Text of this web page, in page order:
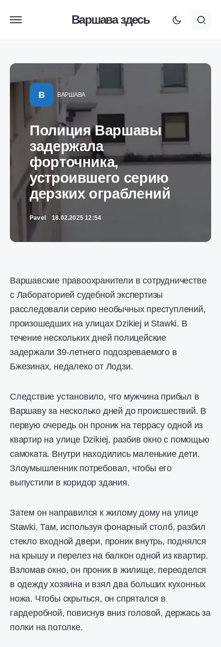
Варшава здесь
В ВАРШАВА
Полиция Варшавы
задержала
форточника,
устроившего серию
дерзких ограблений
Pavel 18.02.2025 12:54
Варшавские правоохранители в сотрудничестве
с Лабораторией судебной экспертизы
расследовали серию необычных преступлений,
произошедших на улицах Dzikiej и Stawki. В
течение нескольких дней полицейские
задержали 39-летнего подозреваемого в
Бжезинах, недалеко от Лодзи.
Следствие установило, что мужчина прибыл в
Варшаву за несколько дней до происшествий. В
первую очередь он проник на террасу одной из
квартир на улице Dzikiej, разбив окно с помощью
самоката. Внутри находились маленькие дети.
Злоумышленник потребовал, чтобы его
выпустили в коридор здания.
Затем он направился к жилому дому на улице
Stawki. Там, используя фонарный столб, разбил
стекло входной двери, проник внутрь, поднялся
на крышу и перелез на балкон одной из квартир.
Взломав окно, он проник в жилище, переоделся
в одежду хозяина и взял два больших кухонных
ножа. Чтобы скрыться, он спрятался в
гардеробной, повиснув вниз головой, держась за
полки на потолке.